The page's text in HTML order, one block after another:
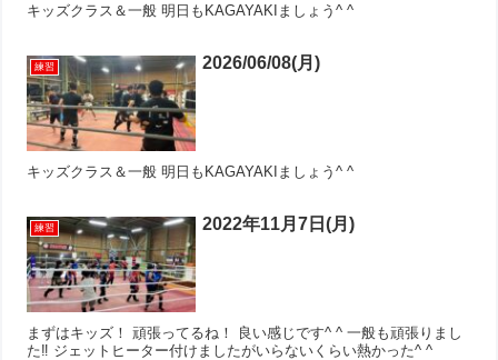
キッズクラス＆一般 明日もKAGAYAKIましょう^ ^
練習 2026/06/08(月)
キッズクラス＆一般 明日もKAGAYAKIましょう^ ^
練習 2022年11月7日(月)
まずはキッズ！ 頑張ってるね！ 良い感じです^ ^ 一般も頑張りまし
た‼︎ ジェットヒーター付けましたがいらないくらい熱かった^ ^